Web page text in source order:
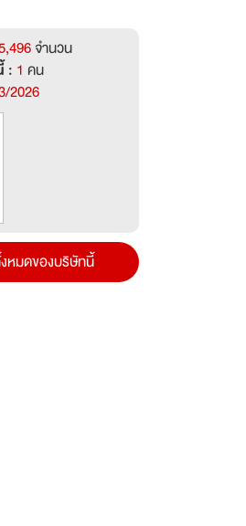
จำนวน
: 1 คน
2026
หมดของบริษัทนี้